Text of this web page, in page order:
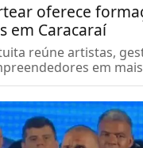
oferece
em Caracaraí
reúne artistas,
em